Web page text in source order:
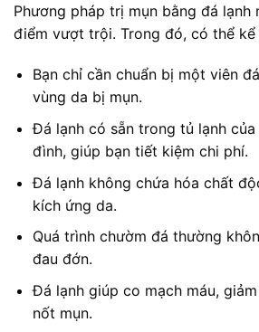
Phương pháp trị mụn bằng đá lạnh
điểm vượt trội. Trong đó, có thể kể
Bạn chỉ cần chuẩn bị một viên
vùng da bị mụn.
Đá lạnh có sẵn trong tủ lạnh
đình, giúp bạn tiết kiệm chi phí.
Đá lạnh không chứa hóa chất
kích ứng da.
Quá trình chườm đá thường
đau đớn.
Đá lạnh giúp co mạch máu,
nốt mụn.